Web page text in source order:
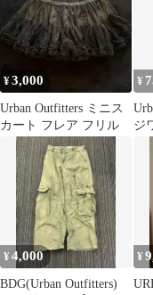
¥3,000
Urban Outfitters ミニス
カート フレア フリル
¥
ジ
¥4,000
BDG(Urban Outfitters)
¥